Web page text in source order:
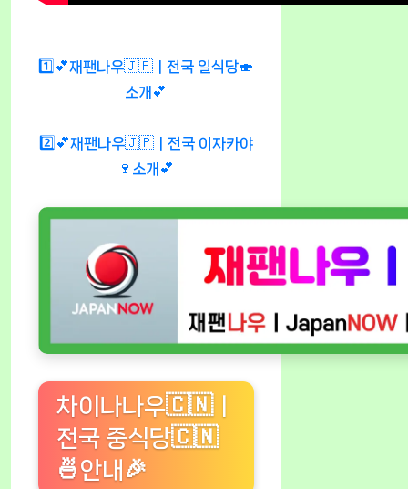
1️⃣💕재팬나우🇯🇵ㅣ전국 일식당🍣
소개💕
2️⃣💕재팬나우🇯🇵ㅣ전국 이자카야
🍷소개💕
차이나나우🇨🇳ㅣ
전국 중식당🇨🇳
🍜안내🎉